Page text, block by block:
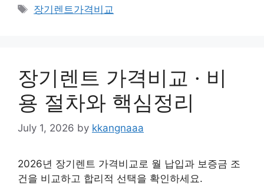
Tags
장기렌트가격비교
장기렌트 가격비교 · 비
용 절차와 핵심정리
July 1, 2026 by kkangnaaa
2026년 장기렌트 가격비교로 월 납입과 보증금 조
건을 비교하고 합리적 선택을 확인하세요.